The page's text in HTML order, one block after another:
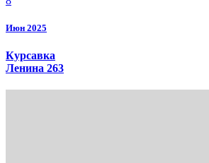
Июн 2025
Курсавка
Ленина 263